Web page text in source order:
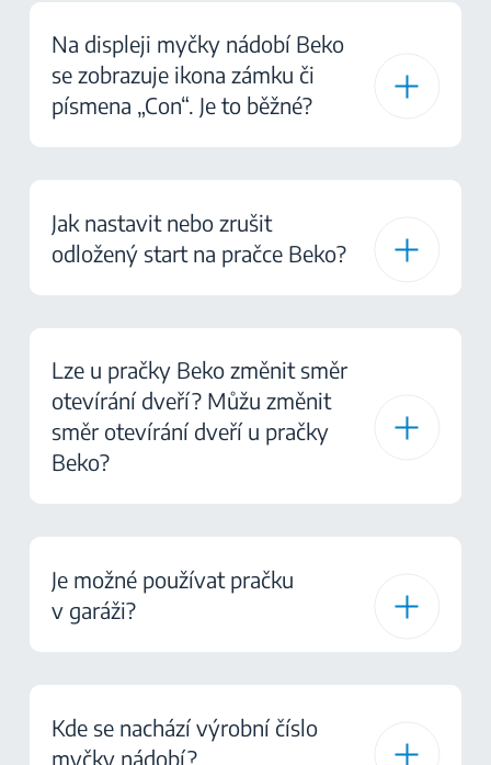
Na displeji myčky nádobí Beko
se zobrazuje ikona zámku či
písmena „Con“. Je to běžné?
Jak nastavit nebo zrušit
odložený start na pračce Beko?
Lze u pračky Beko změnit směr
otevírání dveří? Můžu změnit
směr otevírání dveří u pračky
Beko?
Je možné používat pračku
v garáži?
Kde se nachází výrobní číslo
myčky nádobí?